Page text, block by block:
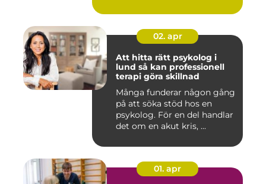
02. apr
Att hitta rätt psykolog i
lund så kan professionell
terapi göra skillnad
Många funderar någon gång
på att söka stöd hos en
psykolog. För en del handlar
det om en akut kris, ...
01. apr